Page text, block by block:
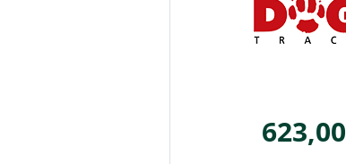
623,00